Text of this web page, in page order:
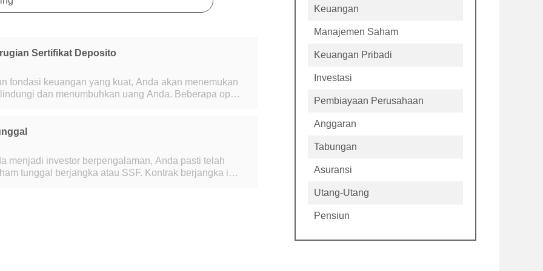
Sertifikat Deposito
fondasi keuangan yang kuat, Anda akan menemukan
dan menumbuhkan uang Anda. Beberapa opsi
menjadi investor berpengalaman, Anda pasti telah
tunggal berjangka atau SSF. Kontrak berjangka ini
Keuangan
Manajemen Saham
Keuangan Pribadi
Investasi
Pembiayaan Perusahaan
Anggaran
Tabungan
Asuransi
Utang-Utang
Pensiun